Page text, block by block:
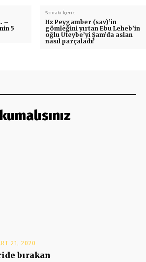
–
5
Sonraki İçerik
Hz Peygamber (sav)’in
gömleğini yırtan Ebu Leheb’in
oğlu Uteybe’yi Şam’da aslan
nasıl parçaladı?
21, 2020
bırakan